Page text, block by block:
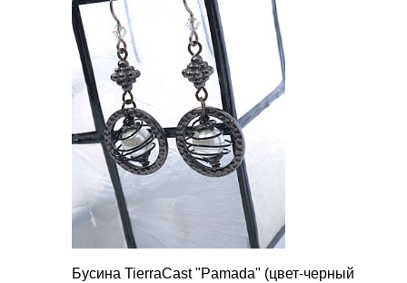
Бусина TierraCast "Pamada" (цвет-черный